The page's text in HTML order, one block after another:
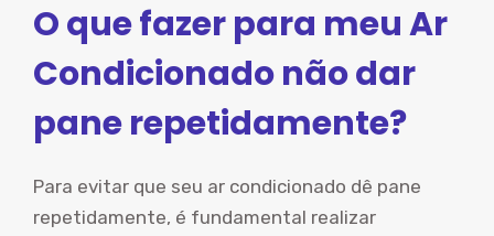
O que fazer para meu Ar
Condicionado não dar
pane repetidamente?
Para evitar que seu ar condicionado dê pane
repetidamente, é fundamental realizar